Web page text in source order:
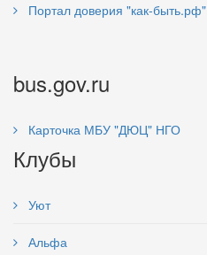
Портал доверия "как-быть.рф"
bus.gov.ru
Карточка МБУ "ДЮЦ" НГО
Клубы
Уют
Альфа